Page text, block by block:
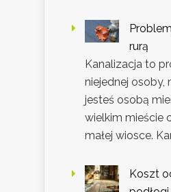
rurą
Kanalizacja to
niejednej osoby,
jesteś osobą
wielkim mieście
małej wiosce.
Koszt